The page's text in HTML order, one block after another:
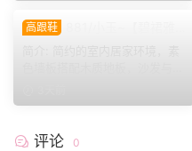
高跟鞋
评论 0